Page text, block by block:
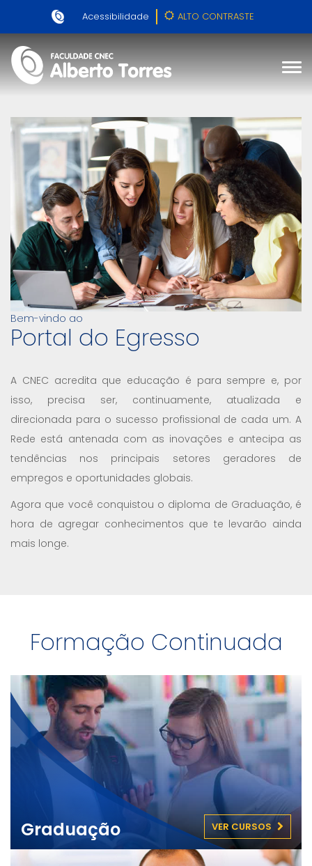
Acessibilidade ALTO CONTRASTE
Bem-vindo ao
Portal do Egresso
A CNEC acredita que educação é para sempre e, por
isso, precisa ser, continuamente, atualizada e
direcionada para o sucesso profissional de cada um. A
Rede está antenada com as inovações e antecipa as
tendências nos principais setores geradores de
empregos e oportunidades globais.
Agora que você conquistou o diploma de Graduação, é
hora de agregar conhecimentos que te levarão ainda
mais longe.
Formação Continuada
Graduação VER CURSOS